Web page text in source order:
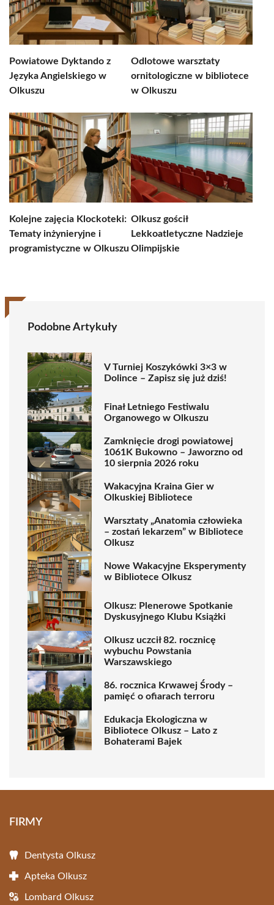
Powiatowe Dyktando z
Języka Angielskiego w
Olkuszu
Odlotowe warsztaty
ornitologiczne w bibliotece
w Olkuszu
Kolejne zajęcia Klockoteki:
Tematy inżynieryjne i
programistyczne w Olkuszu
Olkusz gościł
Lekkoatletyczne Nadzieje
Olimpijskie
Podobne Artykuły
V Turniej Koszykówki 3×3 w
Dolince – Zapisz się już dziś!
Finał Letniego Festiwalu
Organowego w Olkuszu
Zamknięcie drogi powiatowej
1061K Bukowno – Jaworzno od
10 sierpnia 2026 roku
Wakacyjna Kraina Gier w
Olkuskiej Bibliotece
Warsztaty „Anatomia człowieka
– zostań lekarzem” w Bibliotece
Olkusz
Nowe Wakacyjne Eksperymenty
w Bibliotece Olkusz
Olkusz: Plenerowe Spotkanie
Dyskusyjnego Klubu Książki
Olkusz uczcił 82. rocznicę
wybuchu Powstania
Warszawskiego
86. rocznica Krwawej Środy –
pamięć o ofiarach terroru
Edukacja Ekologiczna w
Bibliotece Olkusz – Lato z
Bohaterami Bajek
FIRMY
Dentysta Olkusz
Apteka Olkusz
Lombard Olkusz